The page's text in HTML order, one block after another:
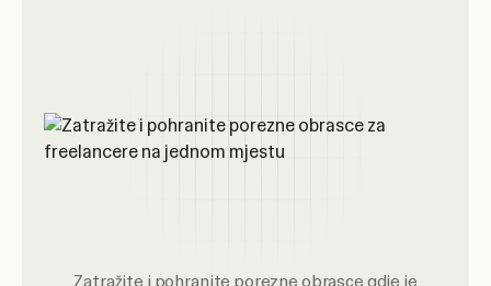
Zatražite i pohranite porezne obrasce gdje je